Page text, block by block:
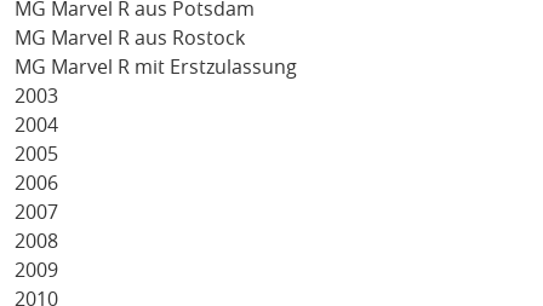
MG Marvel R aus Potsdam
MG Marvel R aus Rostock
MG Marvel R mit Erstzulassung
2003
2004
2005
2006
2007
2008
2009
2010